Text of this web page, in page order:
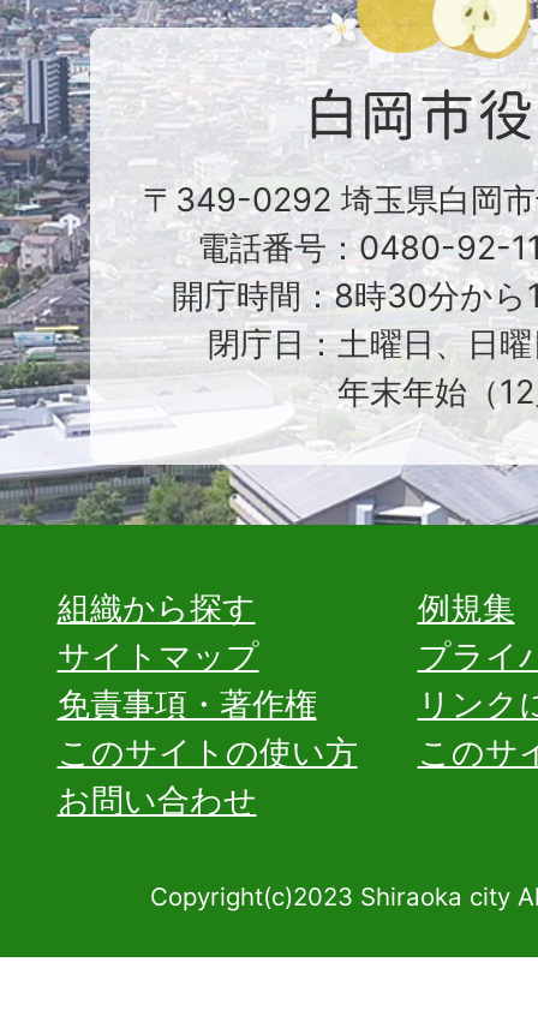
〒349-0292 埼玉県白岡
電話番号：0480-92-
開庁時間：8時30分から
閉庁日：土曜日、日
年末年始（
組織から探す
例規集
サイトマップ
プライ
免責事項・著作権
リンク
このサイトの使い方
このサ
お問い合わせ
Copyright(c)2023 Shiraoka city